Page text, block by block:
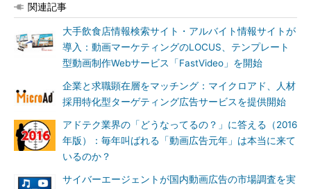
関連記事
大手飲食店情報検索サイト・アルバイト情報サイトが
導入：動画マーケティングのLOCUS、テンプレート
型動画制作Webサービス「FastVideo」を開始
企業と求職顕在層をマッチング：マイクロアド、人材
採用特化型ターゲティング広告サービスを提供開始
アドテク業界の「どうなってるの？」に答える（2016
年版）：毎年叫ばれる「動画広告元年」は本当に来て
いるのか？
サイバーエージェントが国内動画広告の市場調査を実